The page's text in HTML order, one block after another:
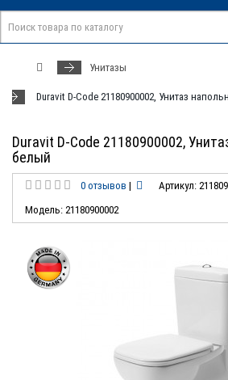
Унитазы
Duravit D-Code 21180900002, Унитаз
Duravit D-Code 21180900002,
белый
0 отзывов |
Артикул:
Модель: 21180900002